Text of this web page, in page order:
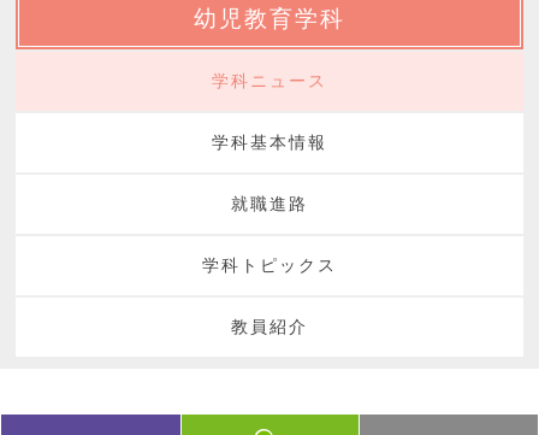
幼児教育学科
学科ニュース
学科基本情報
就職進路
学科トピックス
教員紹介